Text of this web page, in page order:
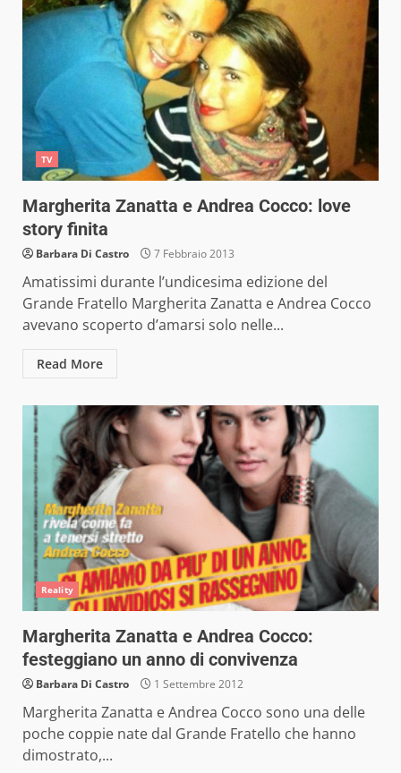
TV
Margherita Zanatta e Andrea Cocco: love
story finita
Barbara Di Castro 7 Febbraio 2013
Amatissimi durante l’undicesima edizione del
Grande Fratello Margherita Zanatta e Andrea Cocco
avevano scoperto d’amarsi solo nelle...
Read More
Reality
Margherita Zanatta e Andrea Cocco:
festeggiano un anno di convivenza
Barbara Di Castro 1 Settembre 2012
Margherita Zanatta e Andrea Cocco sono una delle
poche coppie nate dal Grande Fratello che hanno
dimostrato,...